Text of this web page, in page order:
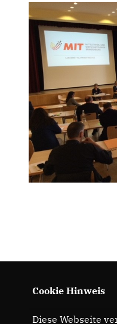
Cookie Hinweis
Diese Webseite